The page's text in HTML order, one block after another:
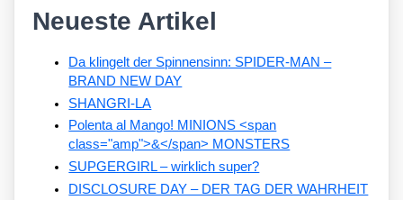
Neueste Artikel
Da klingelt der Spinnensinn: SPIDER-MAN –
BRAND NEW DAY
SHANGRI-LA
Polenta al Mango! MINIONS <span
class="amp">&</span> MONSTERS
SUPGERGIRL – wirklich super?
DISCLOSURE DAY – DER TAG DER WAHRHEIT